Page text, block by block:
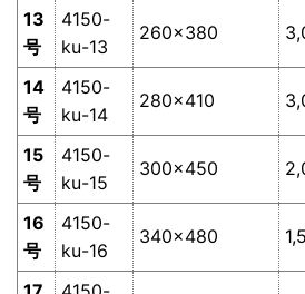
13
号
4150-
ku-13
260×380
14
号
4150-
ku-14
280×410
15
号
4150-
ku-15
300×450
16
号
4150-
ku-16
340×480